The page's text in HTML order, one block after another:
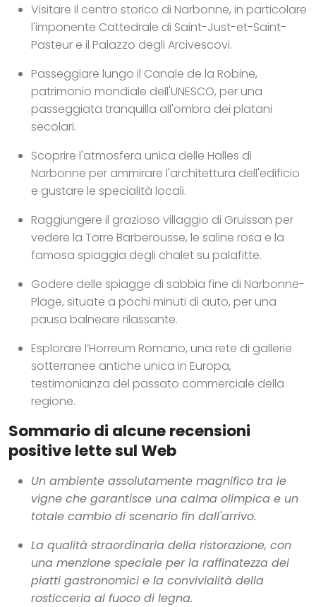
Visitare il centro storico di Narbonne, in particolare
l'imponente Cattedrale di Saint-Just-et-Saint-
Pasteur e il Palazzo degli Arcivescovi.
Passeggiare lungo il Canale de la Robine,
patrimonio mondiale dell'UNESCO, per una
passeggiata tranquilla all'ombra dei platani
secolari.
Scoprire l'atmosfera unica delle Halles di
Narbonne per ammirare l'architettura dell'edificio
e gustare le specialità locali.
Raggiungere il grazioso villaggio di Gruissan per
vedere la Torre Barberousse, le saline rosa e la
famosa spiaggia degli chalet su palafitte.
Godere delle spiagge di sabbia fine di Narbonne-
Plage, situate a pochi minuti di auto, per una
pausa balneare rilassante.
Esplorare l’Horreum Romano, una rete di gallerie
sotterranee antiche unica in Europa,
testimonianza del passato commerciale della
regione.
Sommario di alcune recensioni
positive lette sul Web
Un ambiente assolutamente magnifico tra le
vigne che garantisce una calma olimpica e un
totale cambio di scenario fin dall'arrivo.
La qualità straordinaria della ristorazione, con
una menzione speciale per la raffinatezza dei
piatti gastronomici e la convivialità della
rosticceria al fuoco di legna.